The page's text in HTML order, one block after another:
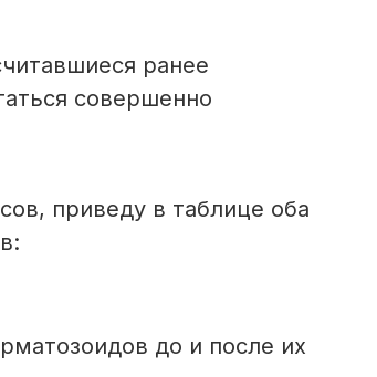
ранее
совершенно
приведу в таблице оба
до и после их